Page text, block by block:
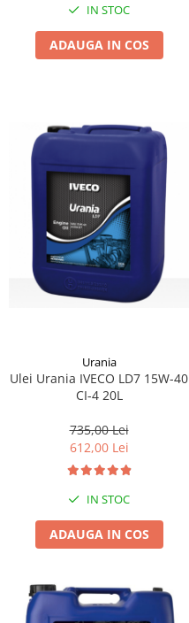
IN STOC
ADAUGA IN COS
Urania
Ulei Urania IVECO LD7 15W-40
CI-4 20L
735,00 Lei
612,00 Lei
IN STOC
ADAUGA IN COS